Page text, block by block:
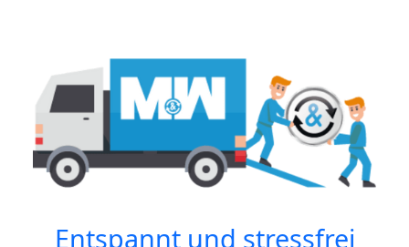
Entspannt und stressfrei